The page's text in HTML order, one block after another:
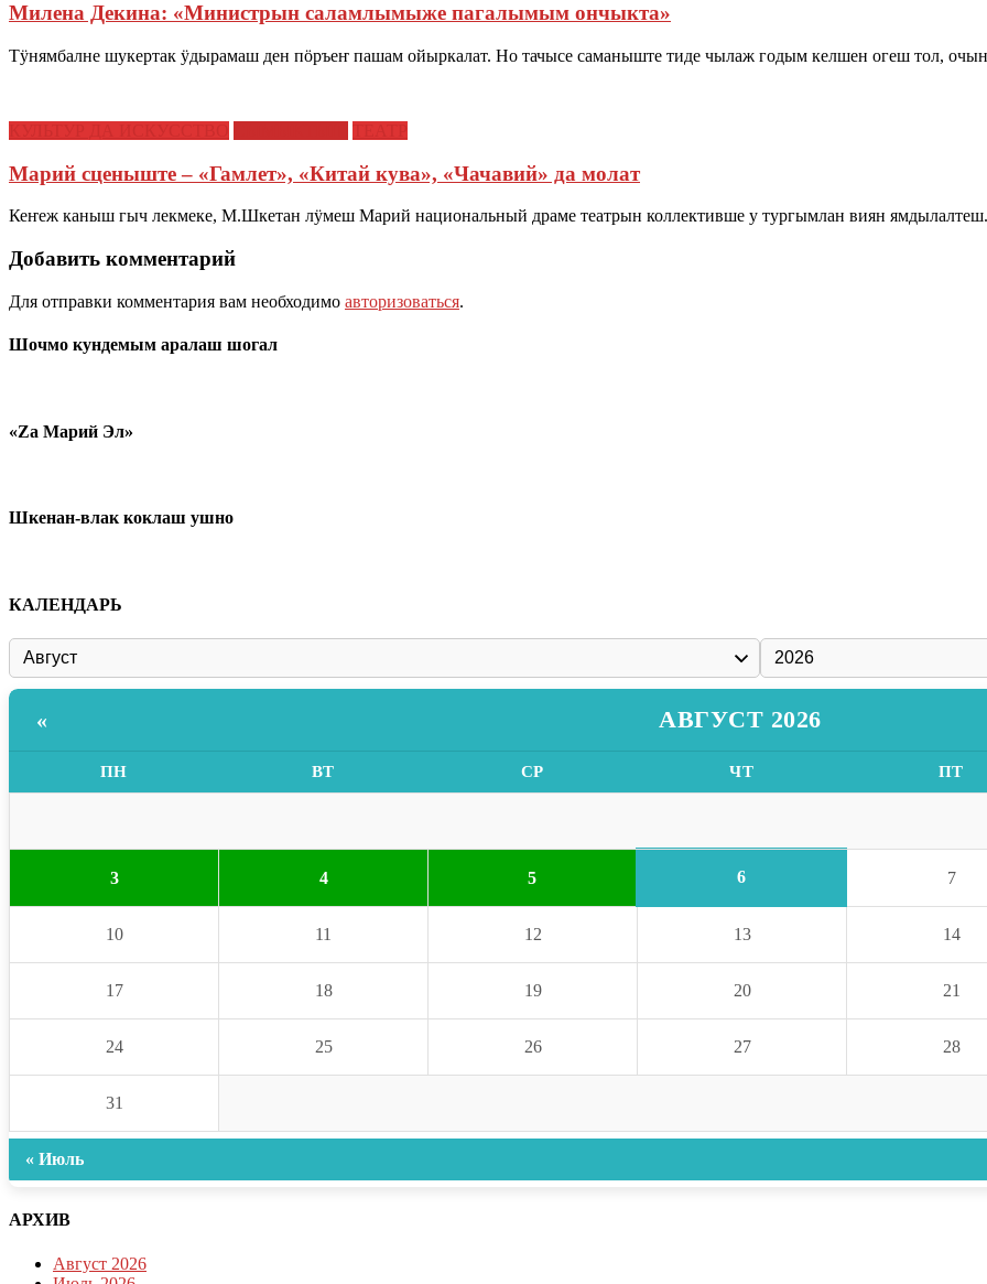
Милена Декина: «Министрын саламлымыже пагалымым ончыкта»
Тӱнямбалне шукертак ӱдырамаш ден пӧръеҥ пашам ойыркалат. Но тачысе саманыште тиде чылаж годым келшен огеш тол,
Марий сценыште – «Гамлет», «Китай кува», «Чачавий» да молат
Кеҥеж каныш гыч лекмеке, М.Шкетан лӱмеш Марий национальный драме театрын коллективше у тургымлан виян
Добавить комментарий
Для отправки комментария вам необходимо авторизоваться.
Шочмо кундемым аралаш шогал
«Zа Марий Эл»
Шкенан-влак коклаш ушно
КАЛЕНДАРЬ
« АВГУСТ 2026
ПН ВТ СР ЧТ ПТ
3 4 5 6 7
10 11 12 13 14
17 18 19 20 21
24 25 26 27 28
31
« Июль
АРХИВ
Август 2026